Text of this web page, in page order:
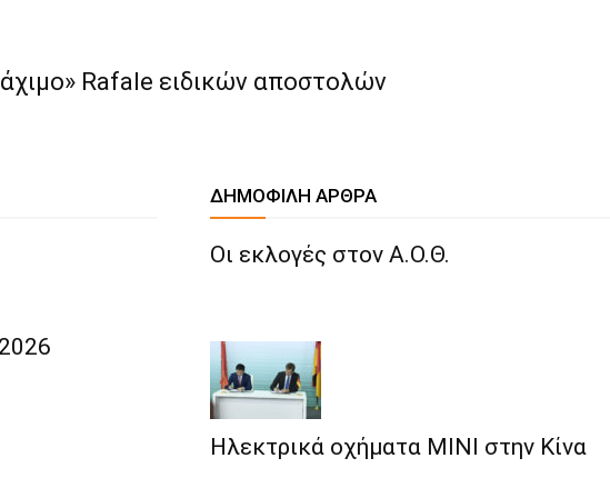
Rafale ειδικών αποστολών
ΔΗΜΟΦΙΛΗ ΑΡΘΡΑ
Oι εκλογές στον Α.Ο.Θ.
Hλεκτρικά οχήματα MINI στην Κίνα